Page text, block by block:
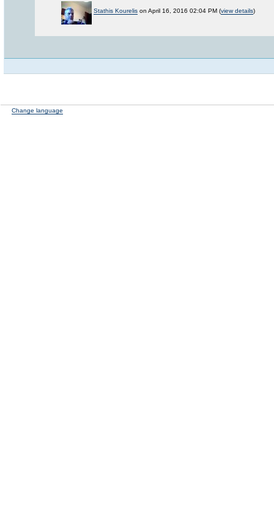
Stathis Kourelis on April 16, 2016 02:04 PM (view details)
Change language